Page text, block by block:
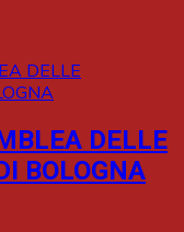
DELLE
BOLOGNA